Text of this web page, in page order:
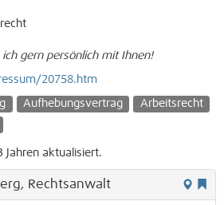
gern persönlich mit Ihnen!
20758.htm
Aufhebungsvertrag
Arbeitsrecht
Jahren aktualisiert.
Rechtsanwalt